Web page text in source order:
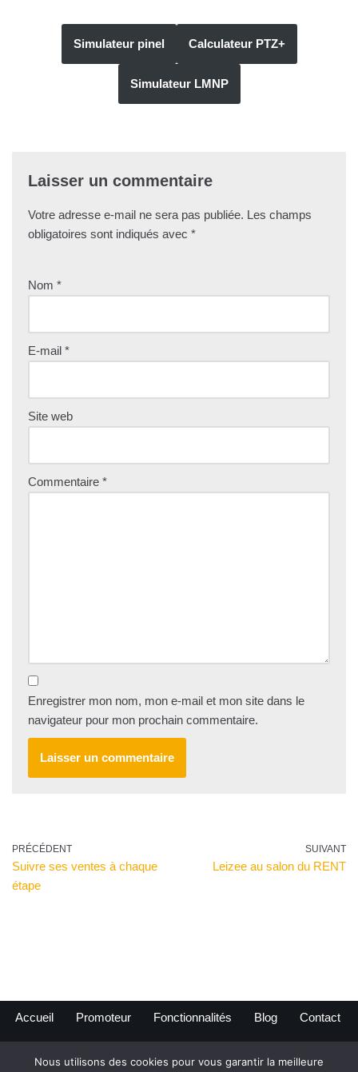
Simulateur pinel Calculateur PTZ+
Simulateur LMNP
Laisser un commentaire
Votre adresse e-mail ne sera pas publiée. Les champs
obligatoires sont indiqués avec *
Nom *
E-mail *
Site web
Commentaire *
Enregistrer mon nom, mon e-mail et mon site dans le
navigateur pour mon prochain commentaire.
PRÉCÉDENT
Suivre ses ventes à chaque
étape
SUIVANT
Leizee au salon du RENT
Accueil Promoteur Fonctionnalités Blog Contact
Nous utilisons des cookies pour vous garantir la meilleure